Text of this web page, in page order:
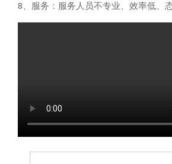
8、服务：服务人员不专业、效率低、